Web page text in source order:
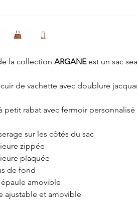
la collection ARGANEest un sac
de vachette avec doublure
petit rabat avec fermoir
sur les côtés du sac
zippée
plaquée
de fond
amovible
ajustable et amovible